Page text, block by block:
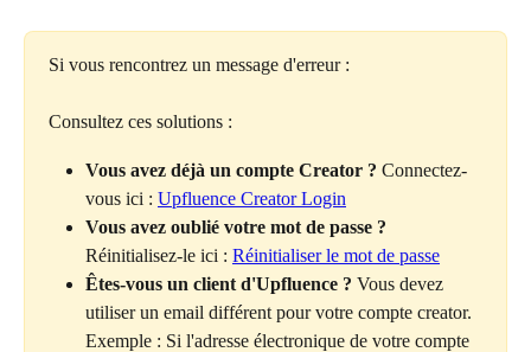
Si vous rencontrez un message d'erreur :
Consultez ces solutions :
Vous avez déjà un compte Creator ? Connectez-
vous ici : Upfluence Creator Login
Vous avez oublié votre mot de passe ?
Réinitialisez-le ici : Réinitialiser le mot de passe
Êtes-vous un client d'Upfluence ? Vous devez
utiliser un email différent pour votre compte creator.
Exemple : Si l'adresse électronique de votre compte